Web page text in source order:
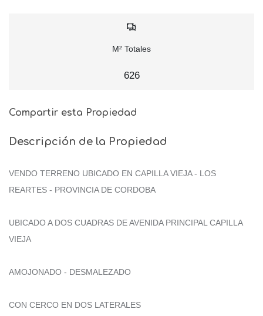
M² Totales
626
Compartir esta Propiedad
Descripción de la Propiedad
VENDO TERRENO UBICADO EN CAPILLA VIEJA - LOS
REARTES - PROVINCIA DE CORDOBA
UBICADO A DOS CUADRAS DE AVENIDA PRINCIPAL CAPILLA
VIEJA
AMOJONADO - DESMALEZADO
CON CERCO EN DOS LATERALES